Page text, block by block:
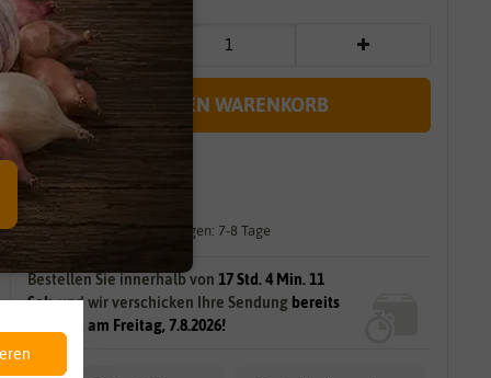
IN DEN WARENKORB
sofort lieferbar
gilt für 5Stück
Lieferzeit für größere Mengen: 7-8 Tage
Bestellen Sie innerhalb von 17 Std. 4 Min. 9
Sek.und wir verschicken Ihre Sendung bereits
morgen, am Freitag, 7.8.2026!